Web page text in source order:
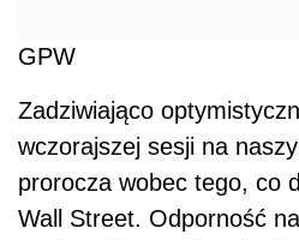
GPW
Zadziwiająco
wczorajszej sesji na
prorocza wobec tego, co
Wall Street. Odporność